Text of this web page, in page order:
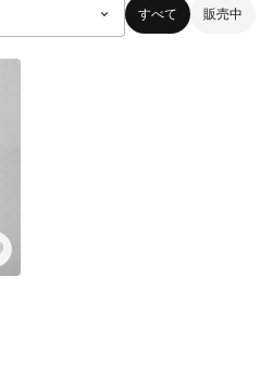
すべて 販売中